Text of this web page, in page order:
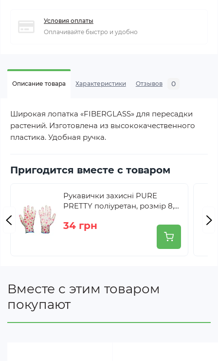
Условия оплаты
Оплачивайте быстро и удобно
Описание товара Характеристики Отзывов 0
Широкая лопатка «FIBERGLASS» для пересадки
растений. Изготовлена из высококачественного
пластика. Удобная ручка.
Пригодится вместе с товаром
Рукавички захисні PURE
PRETTY поліуретан, розмір 8,
34 грн
Вместе с этим товаром
покупают